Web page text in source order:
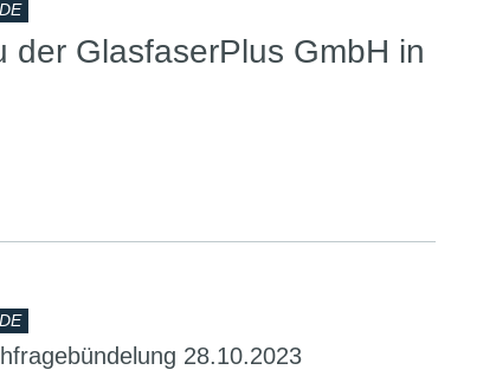
der GlasfaserPlus GmbH in
28.10.2023